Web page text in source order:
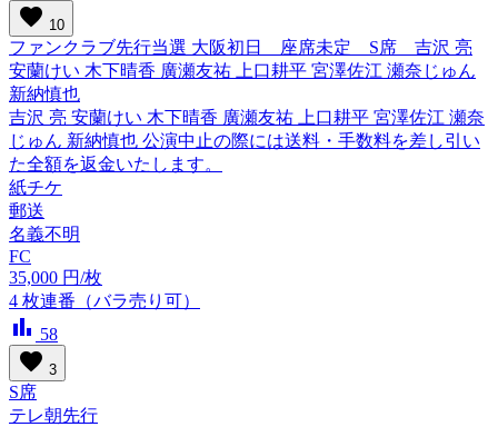
favorite 10
ファンクラブ先行当選 大阪初日 座席未定 S席 吉沢 亮
安蘭けい 木下晴香 廣瀬友祐 上口耕平 宮澤佐江 瀬奈じゅん
新納慎也
吉沢 亮 安蘭けい 木下晴香 廣瀬友祐 上口耕平 宮澤佐江 瀬奈
じゅん 新納慎也 公演中止の際には送料・手数料を差し引い
た全額を返金いたします。
紙チケ
郵送
名義不明
FC
35,000 円/枚
4 枚連番（バラ売り可）
bar_chart 58
favorite 3
S席
テレ朝先行